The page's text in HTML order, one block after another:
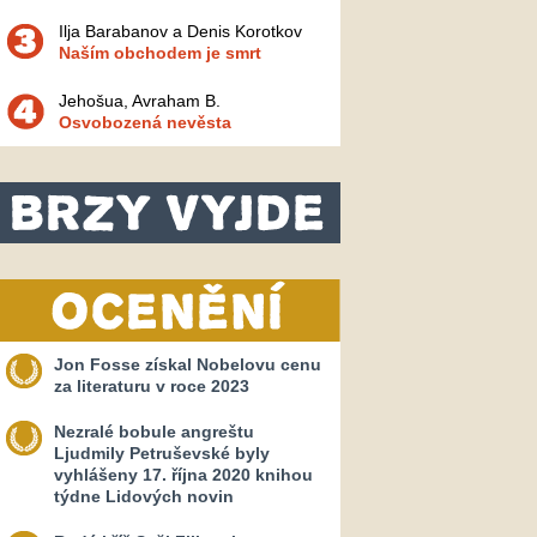
Ilja Barabanov a Denis Korotkov
Naším obchodem je smrt
Jehošua, Avraham B.
Osvobozená nevěsta
Jon Fosse získal Nobelovu cenu
za literaturu v roce 2023
Nezralé bobule angreštu
Ljudmily Petruševské byly
vyhlášeny 17. října 2020 knihou
týdne Lidových novin